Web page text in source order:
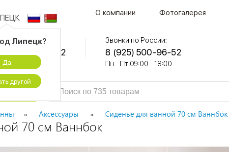
Липецк?
Да
другой
О компании Фотогалерея
центр:
500-96-52
не работаем
Звонки по России:
8 (925) 500-96-52
Пн - Пт 09:00 - 18:00
Аксессуары Сиденье для ванной 70 см Ваннбок
70 см Ваннбок